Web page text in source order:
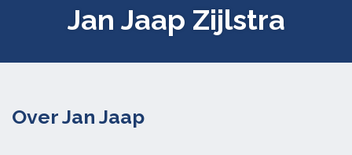
Jan Jaap Zijlstra
Over Jan Jaap